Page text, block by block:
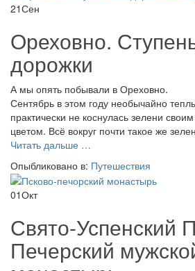
21Сен
Ореховно.
дорожки
А мы опять побывали в Ореховно.
Сентябрь в этом году необычайно
практически не коснулась зелени
цветом. Всё вокруг почти такое же
Читать дальше
и
дорожки
…
Опыбликовано в: Путешествия
01Окт
Свято-Успенский
Печерский